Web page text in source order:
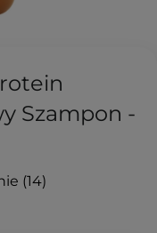
Szampon -
14